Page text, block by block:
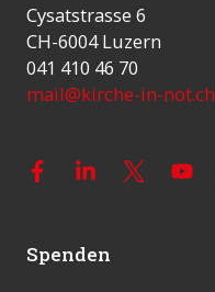
Cysatstrasse 6
CH-6004 Luzern
041 410 46 70
mail@kirche-in-not.ch
Spenden